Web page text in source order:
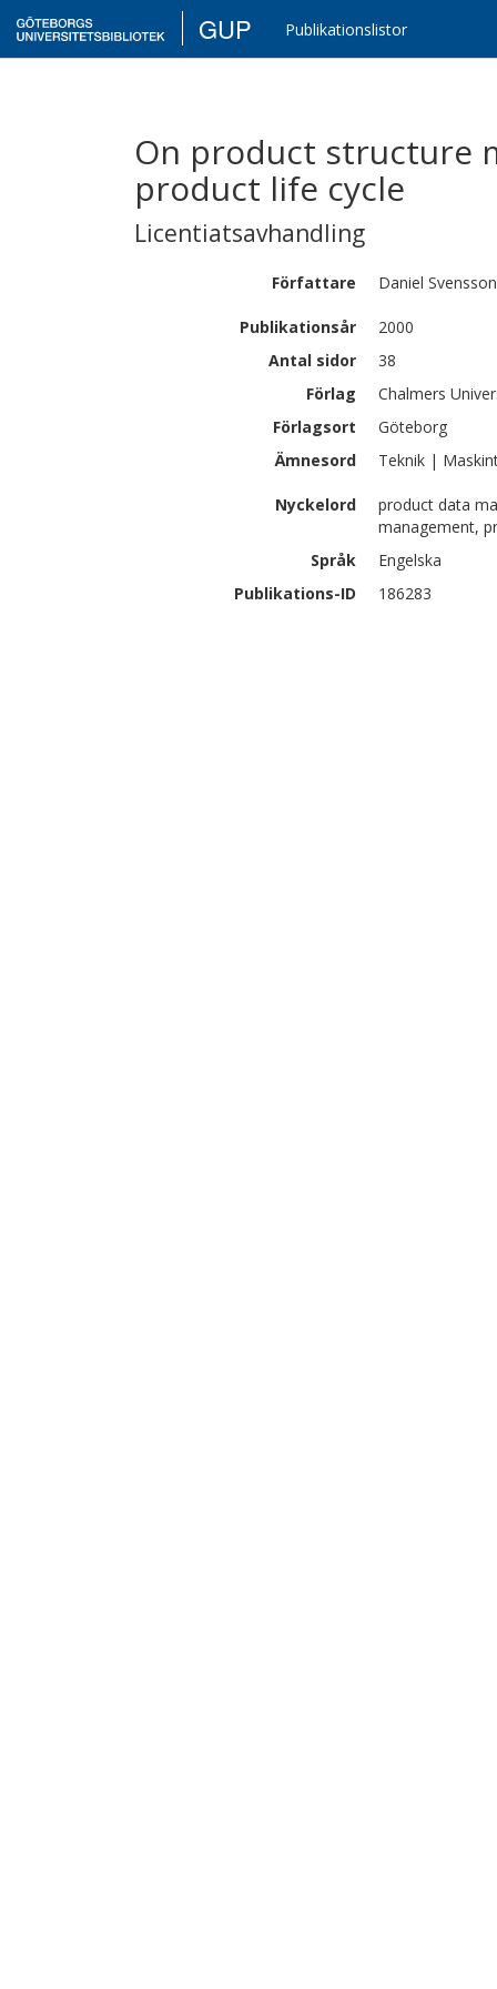
GUP Publikationslistor
On product structure
product life cycle
Licentiatsavhandling
Författare Daniel Svensson
Publikationsår
2000
Antal sidor
38
Förlag
Chalmers
Förlagsort
Göteborg
Ämnesord
Teknik |
Nyckelord
product data
management,
Språk
Engelska
Publikations-ID
186283